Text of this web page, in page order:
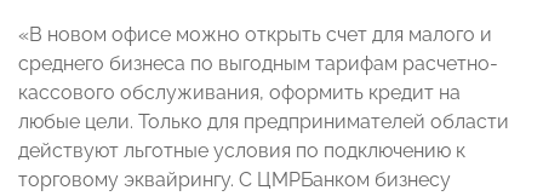
«В новом офисе можно открыть счет для малого и
среднего бизнеса по выгодным тарифам расчетно-
кассового обслуживания, оформить кредит на
любые цели. Только для предпринимателей области
действуют льготные условия по подключению к
торговому эквайрингу. С ЦМРБанком бизнесу